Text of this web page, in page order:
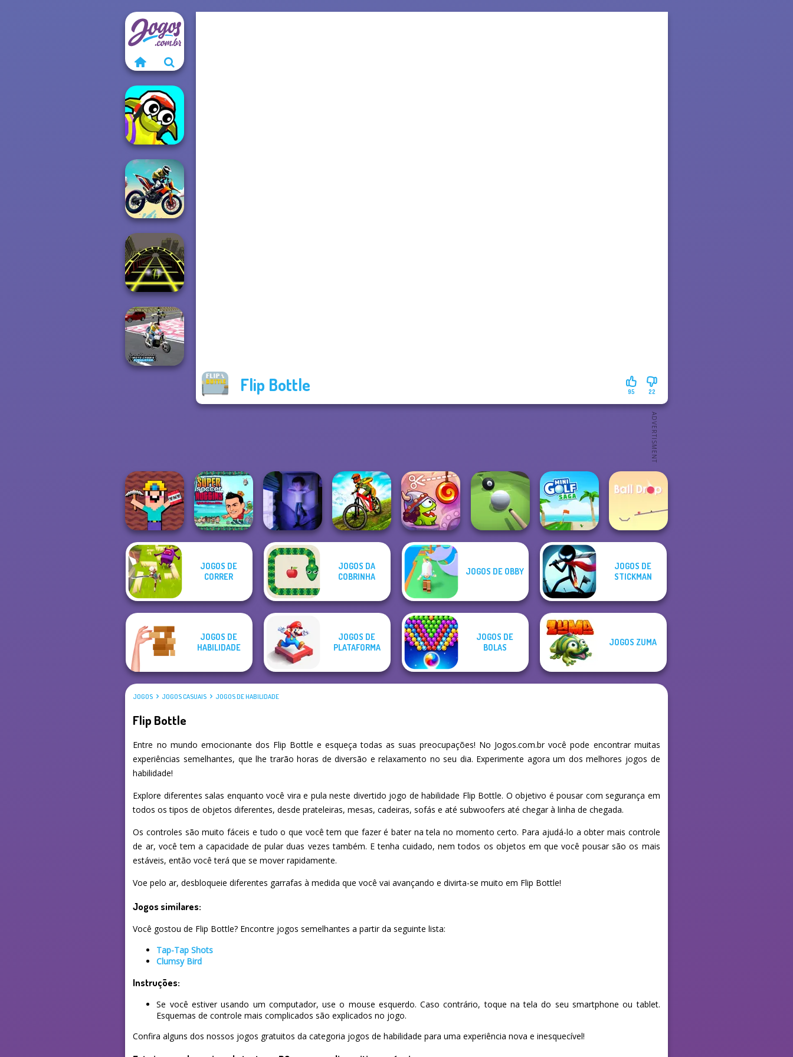
Flip Bottle 22
95
Funny Blade &
Magic
Bike Jump
Ball Surfer 3D
Noob Miner:
Escape From
Prison
Super Soccer
Noggins
Christmas
Cursed Dreams
MX Offroad
Master
Cut The Rope:
Time Travel
Mini Golf Saga Ball Drop
JOGOS DE
CORRER
JOGOS DA
COBRINHA
JOGOS DE OBBY
JOGOS DE
STICKMAN
JOGOS DE
HABILIDADE
JOGOS DE
PLATAFORMA
JOGOS DE
BOLAS
JOGOS ZUMA
JOGOS JOGOS CASUAIS JOGOS DE HABILIDADE
Flip Bottle
Entre no mundo emocionante dos Flip Bottle e esqueça todas as suas preocupações! No Jogos.com.br você pode encontrar muitas
experiências semelhantes, que lhe trarão horas de diversão e relaxamento no seu dia. Experimente agora um dos melhores jogos de
habilidade!
Explore diferentes salas enquanto você vira e pula neste divertido jogo de habilidade Flip Bottle. O objetivo é pousar com segurança em
todos os tipos de objetos diferentes, desde prateleiras, mesas, cadeiras, sofás e até subwoofers até chegar à linha de chegada.
Os controles são muito fáceis e tudo o que você tem que fazer é bater na tela no momento certo. Para ajudá-lo a obter mais controle
de ar, você tem a capacidade de pular duas vezes também. E tenha cuidado, nem todos os objetos em que você pousar são os mais
estáveis, então você terá que se mover rapidamente.
Voe pelo ar, desbloqueie diferentes garrafas à medida que você vai avançando e divirta-se muito em Flip Bottle!
Jogos similares:
Você gostou de Flip Bottle? Encontre jogos semelhantes a partir da seguinte lista:
Tap-Tap Shots
Clumsy Bird
Instruções:
Se você estiver usando um computador, use o mouse esquerdo. Caso contrário, toque na tela do seu smartphone ou tablet.
Esquemas de controle mais complicados são explicados no jogo.
Confira alguns dos nossos jogos gratuitos da categoria jogos de habilidade para uma experiência nova e inesquecível!